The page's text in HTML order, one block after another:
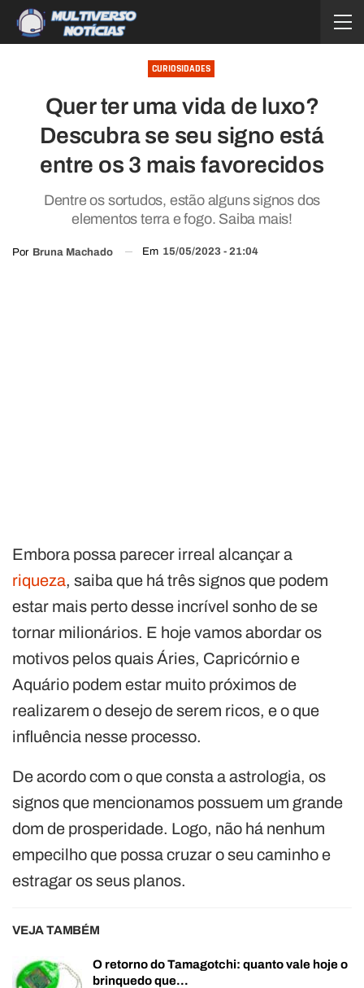
CURIOSIDADES
Quer ter uma vida de luxo?
Descubra se seu signo está
entre os 3 mais favorecidos
Dentre os sortudos, estão alguns signos dos
elementos terra e fogo. Saiba mais!
Por Bruna Machado Em 15/05/2023 - 21:04
Embora possa parecer irreal alcançar a
riqueza, saiba que há três signos que podem
estar mais perto desse incrível sonho de se
tornar milionários. E hoje vamos abordar os
motivos pelos quais Áries, Capricórnio e
Aquário podem estar muito próximos de
realizarem o desejo de serem ricos, e o que
influência nesse processo.
De acordo com o que consta a astrologia, os
signos que mencionamos possuem um grande
dom de prosperidade. Logo, não há nenhum
empecilho que possa cruzar o seu caminho e
estragar os seus planos.
VEJA TAMBÉM
O retorno do Tamagotchi: quanto vale hoje o
brinquedo que…